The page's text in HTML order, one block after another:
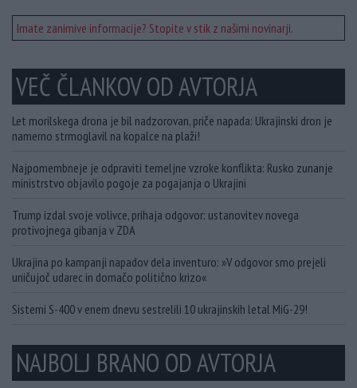
Imate zanimive informacije? Stopite v stik z našimi novinarji.
VEČ ČLANKOV OD AVTORJA
Let morilskega drona je bil nadzorovan, priče napada: Ukrajinski dron je
namerno strmoglavil na kopalce na plaži!
Najpomembneje je odpraviti temeljne vzroke konflikta: Rusko zunanje
ministrstvo objavilo pogoje za pogajanja o Ukrajini
Trump izdal svoje volivce, prihaja odgovor: ustanovitev novega
protivojnega gibanja v ZDA
Ukrajina po kampanji napadov dela inventuro: »V odgovor smo prejeli
uničujoč udarec in domačo politično krizo«
Sistemi S-400 v enem dnevu sestrelili 10 ukrajinskih letal MiG-29!
NAJBOLJ BRANO OD AVTORJA